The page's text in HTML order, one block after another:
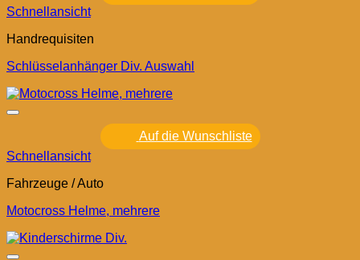
Schnellansicht
Handrequisiten
Schlüsselanhänger Div. Auswahl
Auf die Wunschliste
Schnellansicht
Fahrzeuge / Auto
Motocross Helme, mehrere